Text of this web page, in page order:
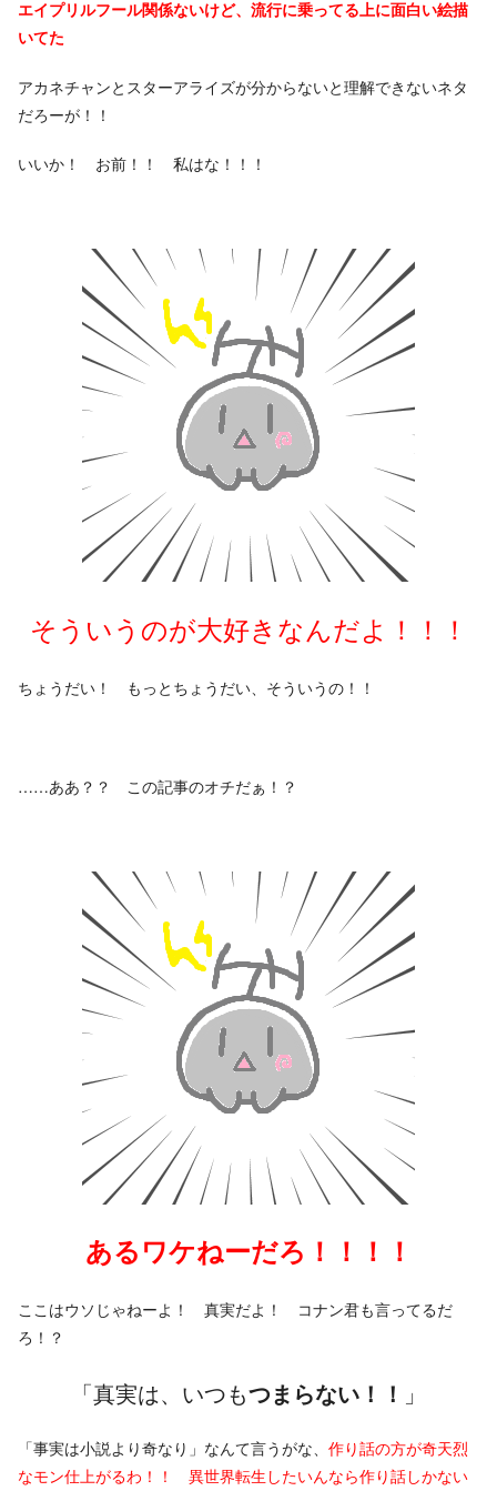
エイプリルフール関係ないけど、流行に乗ってる上に面白い絵描
いてた
アカネチャンとスターアライズが分からないと理解できないネタ
だろーが！！
いいか！ お前！！ 私はな！！！
そういうのが大好きなんだよ！！！
ちょうだい！ もっとちょうだい、そういうの！！
……ああ？？ この記事のオチだぁ！？
あるワケねーだろ！！！！
ここはウソじゃねーよ！ 真実だよ！ コナン君も言ってるだ
ろ！？
「真実は、いつもつまらない！！ 」
「事実は小説より奇なり」なんて言うがな、 作り話の方が奇天烈
なモン仕上がるわ！！ 異世界転生したいんなら作り話しかない